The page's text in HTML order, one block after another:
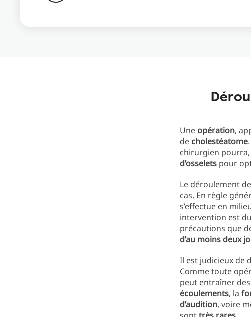
Une opération,
de cholestéatome
chirurgien
d’osselets pour
Le déroulement de
cas. En règle
s’effectue en
intervention est
précautions que
d’au moins deux
Il est judicieux de
Comme toute
peut entraîner des
écoulements, la
d’audition, voire